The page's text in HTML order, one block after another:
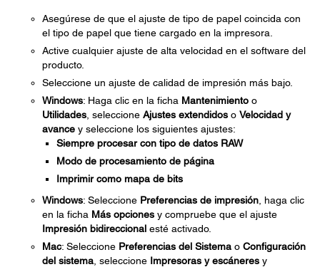
Asegúrese de que el ajuste de tipo de papel coincida con
el tipo de papel que tiene cargado en la impresora.
Active cualquier ajuste de alta velocidad en el software del
producto.
Seleccione un ajuste de calidad de impresión más bajo.
Windows: Haga clic en la ficha Mantenimiento o
Utilidades , seleccione Ajustes extendidos o Velocidad y
avance y seleccione los siguientes ajustes:
Siempre procesar con tipo de datos RAW
Modo de procesamiento de página
Imprimir como mapa de bits
Windows: Seleccione Preferencias de impresión , haga clic
en la ficha Más opciones y compruebe que el ajuste
Impresión bidireccional esté activado.
Mac: Seleccione Preferencias del Sistema o Configuración
del sistema , seleccione Impresoras y escáneres y